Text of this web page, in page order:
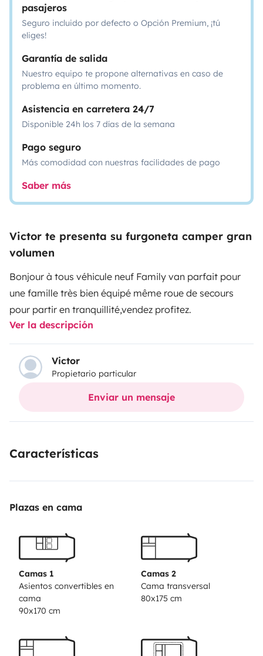
pasajeros
Seguro incluido por defecto o Opción Premium, ¡tú
eliges!
Garantía de salida
Nuestro equipo te propone alternativas en caso de
problema en último momento.
Asistencia en carretera 24/7
Disponible 24h los 7 días de la semana
Pago seguro
Más comodidad con nuestras facilidades de pago
Saber más
Victor te presenta su furgoneta camper gran
volumen
Bonjour à tous véhicule neuf Family van parfait pour
une famille très bien équipé même roue de secours
pour partir en tranquillité,vendez profitez.
Ver la descripción
Victor
Propietario particular
Enviar un mensaje
Características
Plazas en cama
Camas 1
Asientos convertibles en
cama
90x170 cm
Camas 2
Cama transversal
80x175 cm